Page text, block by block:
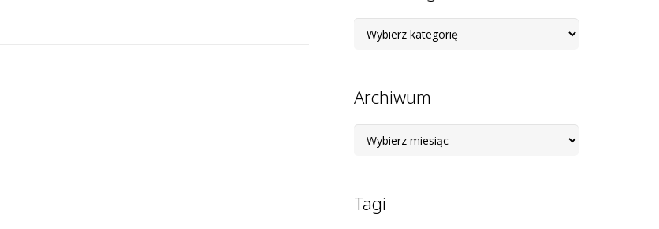
kategorii
Archiwum
Archiwum
Tagi